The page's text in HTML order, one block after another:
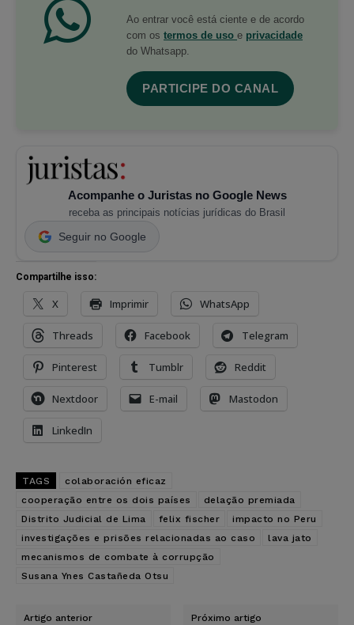
Ao entrar você está ciente e de acordo
com os termos de uso e privacidade
do Whatsapp.
PARTICIPE DO CANAL
Acompanhe o Juristas no Google News
receba as principais notícias jurídicas do Brasil
Seguir no Google
Compartilhe isso:
X Imprimir WhatsApp
Threads Facebook Telegram
Pinterest Tumblr Reddit
Nextdoor E-mail Mastodon
LinkedIn
TAGS
colaboración eficaz
cooperação entre os dois países
delação premiada
Distrito Judicial de Lima
felix fischer
impacto no Peru
investigações e prisões relacionadas ao caso
lava jato
mecanismos de combate à corrupção
Susana Ynes Castañeda Otsu
Artigo anterior Próximo artigo